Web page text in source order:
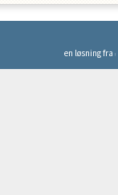
en løsning fra